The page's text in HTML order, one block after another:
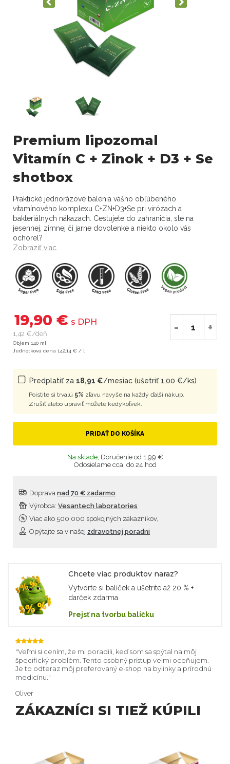
Premium lipozomal
Vitamín C + Zinok + D3 + Se
shotbox
Praktické jednorázové balenia vášho obľúbeného
vitamínového komplexu C+ZN+D3+Se pri virózach a
bakteriálnych nákazach. Cestujete do zahraničia, ste na
jesennej, zimnej či jarne dovolenke a niekto okolo vás
ochorel?
Zobraziť viac
19,90 € s DPH
1,42 €/deň
Objem 140 ml
Jednotková cena 142,14 € / l
- +
Predplatiť za 18,91 €/mesiac (ušetriť 1,00 €/ks)
Poistite si trvalú 5% zľavu navyše na každý ďalší nákup.
Zrušiť alebo upraviť môžete kedykoľvek.
PRIDAŤ DO KOŠÍKA
Na sklade, Doručenie od 1,99 €
Odosielame cca. do 24 hod
Doprava nad 70 € zadarmo
Viac ako 500 000 spokojných zákazníkov,
Výrobca: Vesantech laboratories
Opýtajte sa v našej zdravotnej poradni
Veľmi si cením, že mi poradili, keď som sa spýtal na môj
špecifický problém. Tento osobný prístup veľmi oceňujem.
Je to odteraz môj preferovaný e-shop na bylinky a prírodnú
medicínu.
Oliver
Chcete viac produktov naraz?
Vytvorte si balíček a ušetrite až 20 % +
darček zdarma
Prejsť na tvorbu balíčku
ZÁKAZNÍCI SI TIEŽ KÚPILI